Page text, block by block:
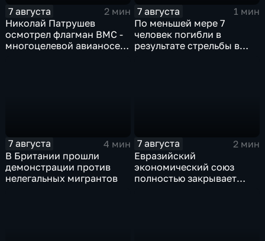
7 августа
2 мин
Николай Патрушев
осмотрел флагман ВМС -
многоцелевой авианосец
7 августа
1 мин
По меньшей мере 7
человек погибли в
результате стрельбы в
7 августа
4 мин
В Британии прошли
демонстрации против
нелегальных мигрантов
7 августа
2 мин
Евразийский
экономический союз
полностью закрывает